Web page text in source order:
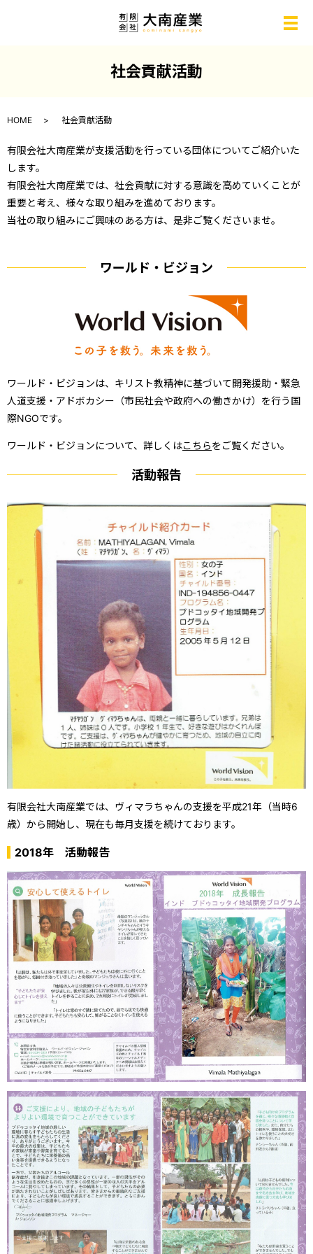
メ
社会貢献活動
HOME 社会貢献活動
有限会社大南産業が支援活動を行っている団体についてご紹介いた
します。
有限会社大南産業では、社会貢献に対する意識を高めていくことが
重要と考え、様々な取り組みを進めております。
当社の取り組みにご興味のある方は、是非ご覧くださいませ。
ワールド・ビジョン
ワールド・ビジョンは、キリスト教精神に基づいて開発援助・緊急
人道支援・アドボカシー（市民社会や政府への働きかけ）を行う国
際NGOです。
ワールド・ビジョンについて、詳しくはこちらをご覧ください。
活動報告
有限会社大南産業では、ヴィマラちゃんの支援を平成21年（当時6
歳）から開始し、現在も毎月支援を続けております。
2018年 活動報告